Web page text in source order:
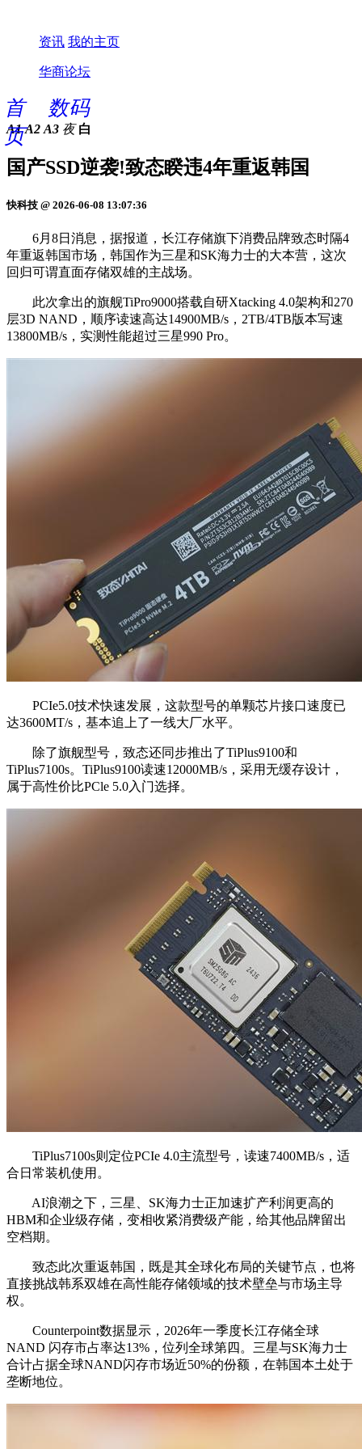
资讯 我的主页
华商论坛
首
页
数码
A1 A2 A3 夜 白
国产SSD逆袭!致态睽违4年重返韩国
快科技 @ 2026-06-08 13:07:36
6月8日消息，据报道，长江存储旗下消费品牌致态时隔4
年重返韩国市场，韩国作为三星和SK海力士的大本营，这次
回归可谓直面存储双雄的主战场。
此次拿出的旗舰TiPro9000搭载自研Xtacking 4.0架构和270
层3D NAND，顺序读速高达14900MB/s，2TB/4TB版本写速
13800MB/s，实测性能超过三星990 Pro。
PCIe5.0技术快速发展，这款型号的单颗芯片接口速度已
达3600MT/s，基本追上了一线大厂水平。
除了旗舰型号，致态还同步推出了TiPlus9100和
TiPlus7100s。TiPlus9100读速12000MB/s，采用无缓存设计，
属于高性价比PCle 5.0入门选择。
TiPlus7100s则定位PCIe 4.0主流型号，读速7400MB/s，适
合日常装机使用。
AI浪潮之下，三星、SK海力士正加速扩产利润更高的
HBM和企业级存储，变相收紧消费级产能，给其他品牌留出
空档期。
致态此次重返韩国，既是其全球化布局的关键节点，也将
直接挑战韩系双雄在高性能存储领域的技术壁垒与市场主导
权。
Counterpoint数据显示，2026年一季度长江存储全球
NAND 闪存市占率达13%，位列全球第四。三星与SK海力士
合计占据全球NAND闪存市场近50%的份额，在韩国本土处于
垄断地位。